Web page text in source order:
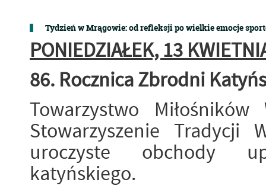
Tydzień w Mrągowie: od refleksji po wielkie emocje
PONIEDZIAŁEK, 13
86. Rocznica Zbrodni
Towarzystwo
Stowarzyszenie Tradycji
uroczyste obchody
katyńskiego.